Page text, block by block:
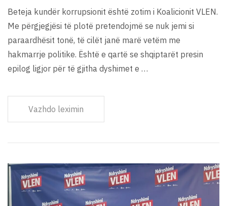
Beteja kundër korrupsionit është zotim i Koalicionit VLEN.
Me përgjegjësi të plotë pretendojmë se nuk jemi si
paraardhësit tonë, të cilët janë marë vetëm me
hakmarrje politike. Është e qartë se shqiptarët presin
epilog ligjor për të gjitha dyshimet e …
Vazhdo leximin